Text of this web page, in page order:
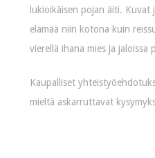
lukioikäisen pojan äiti.
elämää niin kotona kuin
vierellä ihana mies ja jaloissa
Kaupalliset
mieltä askarruttavat